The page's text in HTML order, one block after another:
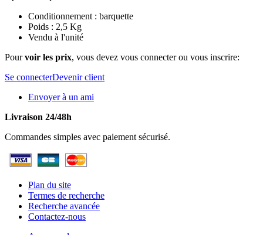
Conditionnement : barquette
Poids : 2,5 Kg
Vendu à l'unité
Pourvoir les prix, vous devez vous connecter ou vous inscrire:
Se connecterDevenir client
Envoyer à un ami
Livraison 24/48h
Commandes simples avec paiement sécurisé.
Plan du site
Termes de recherche
Recherche avancée
Contactez-nous